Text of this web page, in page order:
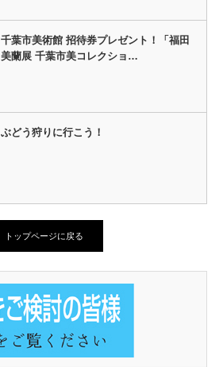
千葉市美術館 招待券プレゼント！「福田
美蘭展 千葉市美コレクショ…
ぶどう狩りに行こう！
トップページに戻る